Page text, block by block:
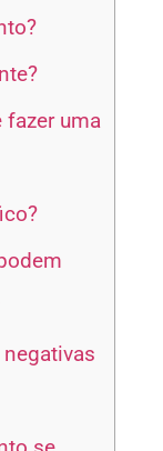
fazer uma